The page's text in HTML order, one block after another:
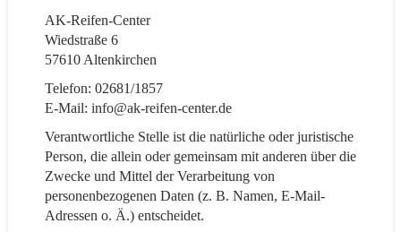
AK-Reifen-Center
Wiedstraße 6
57610 Altenkirchen
Telefon: 02681/1857
E-Mail: info@ak-reifen-center.de
Verantwortliche Stelle ist die natürliche oder juristische
Person, die allein oder gemeinsam mit anderen über die
Zwecke und Mittel der Verarbeitung von
personenbezogenen Daten (z. B. Namen, E-Mail-
Adressen o. Ä.) entscheidet.